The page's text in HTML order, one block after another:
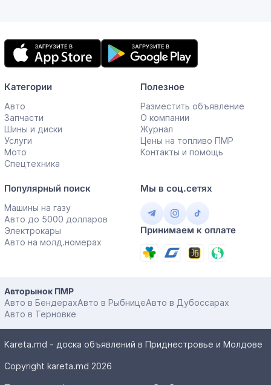
Мобильное
приложение
Категории
Авто
Запчасти
Шины и диски
Услуги
Мото
Спецтехника
Полезное
Разместить объявление
О компании
Журнал
Цены на топливо ПМР
Контакты и помощь
Популярный поиск
Машины на газу
Авто до 5000 долларов
Электрокары
Авто на молд.номерах
Мы в соц.сетях
Принимаем к оплате
Авторынок ПМР
Авто в БендерахАвто в РыбницеАвто в Дубоссарах
Авто в Терновке
Kareta.md - доска объявлений в Приднестровье и Молдове
Copyright kareta.md 2026